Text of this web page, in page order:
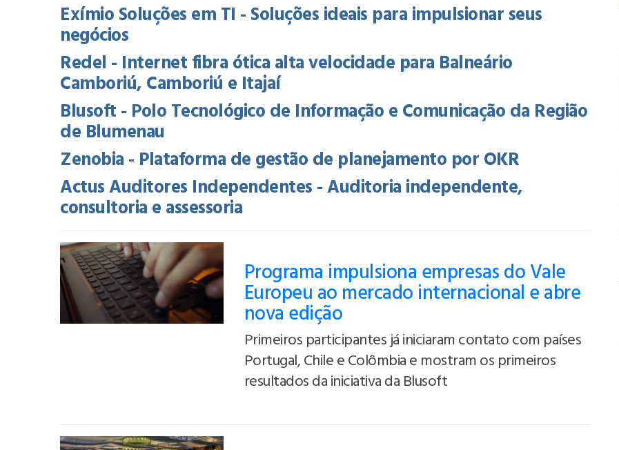
Exímio Soluções em TI - Soluções ideais para impulsionar seus
negócios
Redel - Internet fibra ótica alta velocidade para Balneário
Camboriú, Camboriú e Itajaí
Blusoft - Polo Tecnológico de Informação e Comunicação da Região
de Blumenau
Zenobia - Plataforma de gestão de planejamento por OKR
Actus Auditores Independentes - Auditoria independente,
consultoria e assessoria
Programa impulsiona empresas do Vale
Europeu ao mercado internacional e abre
nova edição
Primeiros participantes já iniciaram contato com países
Portugal, Chile e Colômbia e mostram os primeiros
resultados da iniciativa da Blusoft